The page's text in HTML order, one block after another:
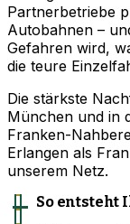
Partnerbetriebe
Autobahnen –
Gefahren wird,
die teure
Die stärkste
München und in
Franken-
Erlangen als
unserem Netz.
So entsteht